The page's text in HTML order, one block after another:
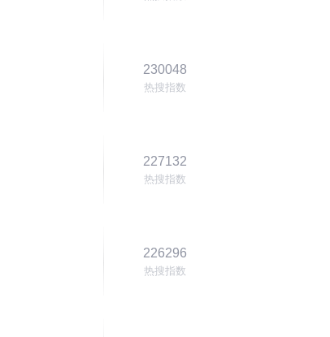
230048
热搜指数
227132
热搜指数
226296
热搜指数